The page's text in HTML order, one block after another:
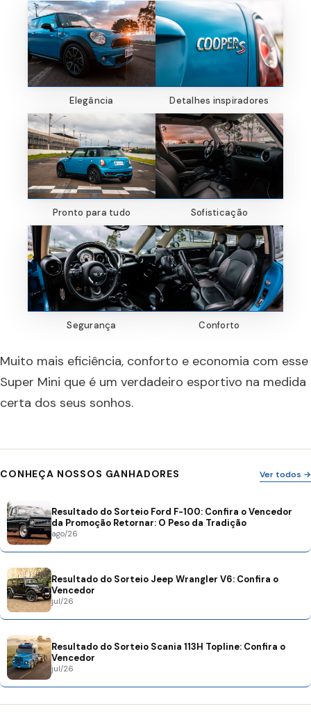
Elegância Detalhes inspiradores
Pronto para tudo Sofisticação
Segurança Conforto
Muito mais eficiência, conforto e economia com esse
Super Mini que é um verdadeiro esportivo na medida
certa dos seus sonhos.
CONHEÇA NOSSOS GANHADORES Ver todos →
Resultado do Sorteio Ford F-100: Confira o Vencedor
da Promoção Retornar: O Peso da Tradição
ago/26
Resultado do Sorteio Jeep Wrangler V6: Confira o
Vencedor
jul/26
Resultado do Sorteio Scania 113H Topline: Confira o
Vencedor
jul/26